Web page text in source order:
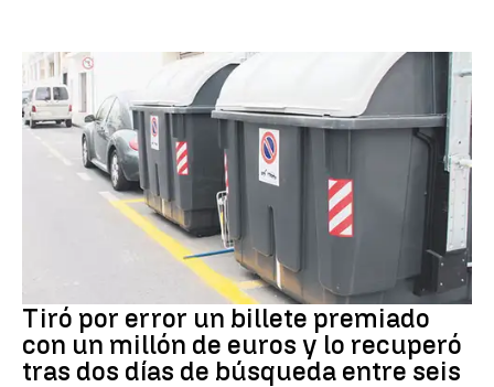
Tiró por error un billete premiado
con un millón de euros y lo recuperó
tras dos días de búsqueda entre seis